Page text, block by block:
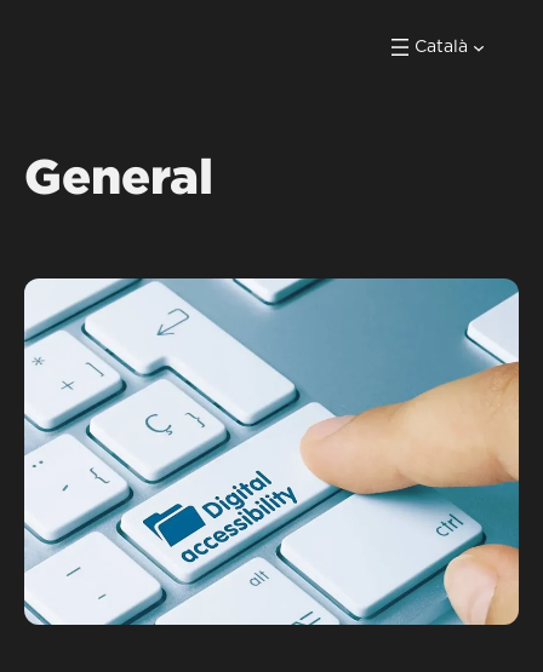
Català
General